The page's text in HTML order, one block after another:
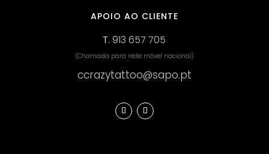
APOIO AO CLIENTE
T.913 657 705
(Chamada para rede móvel nacional)
ccrazytattoo@sapo.pt